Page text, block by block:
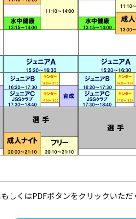
しくはPDFボタンをクリックいた